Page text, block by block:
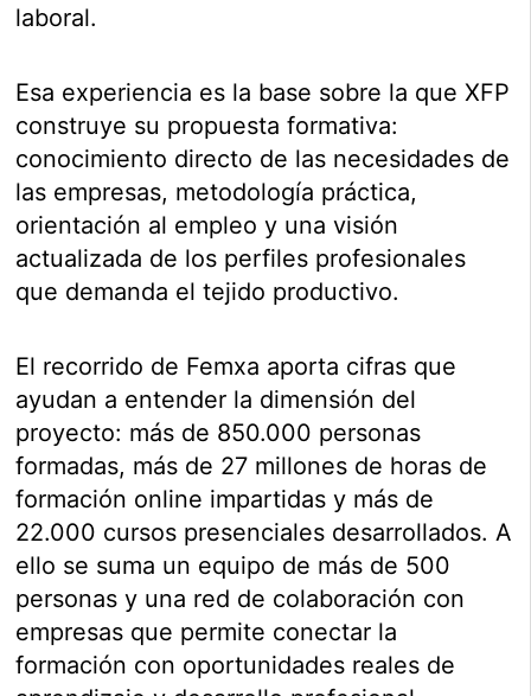
laboral.
Esa experiencia es la base sobre la que XFP
construye su propuesta formativa:
conocimiento directo de las necesidades de
las empresas, metodología práctica,
orientación al empleo y una visión
actualizada de los perfiles profesionales
que demanda el tejido productivo.
El recorrido de Femxa aporta cifras que
ayudan a entender la dimensión del
proyecto: más de 850.000 personas
formadas, más de 27 millones de horas de
formación online impartidas y más de
22.000 cursos presenciales desarrollados. A
ello se suma un equipo de más de 500
personas y una red de colaboración con
empresas que permite conectar la
formación con oportunidades reales de